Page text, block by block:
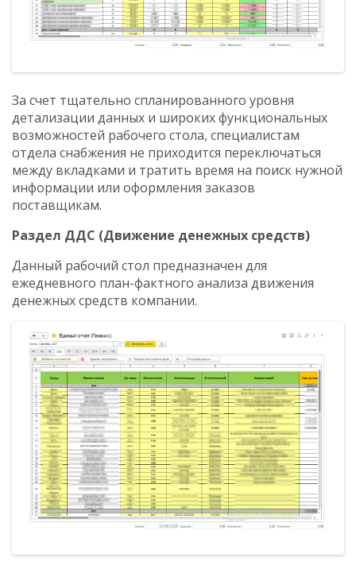
За счет тщательно спланированного уровня
детализации данных и широких функциональных
возможностей рабочего стола, специалистам
отдела снабжения не приходится переключаться
между вкладками и тратить время на поиск нужной
информации или оформления заказов
поставщикам.
Раздел ДДС (Движение денежных средств)
Данный рабочий стол предназначен для
ежедневного план-фактного анализа движения
денежных средств компании.